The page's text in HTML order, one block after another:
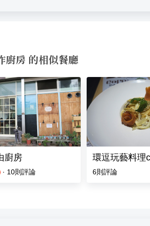
廚房 的相似餐廳
廚房
· 10則評論
環逗玩藝料理
6則評論